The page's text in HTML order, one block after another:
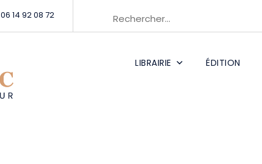
06 14 92 08 72
LIBRAIRIE ÉDITION